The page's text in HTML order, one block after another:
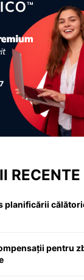
RECENTE
planificării
pentru